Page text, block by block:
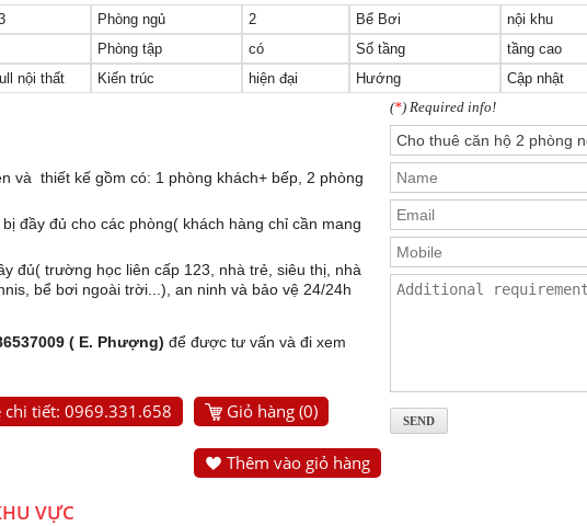
Phòng ngủ 2 Bể Bơi nội khu
Phòng tập có Số tầng tầng cao
nội thất Kiến trúc hiện đại Hướng Cập nhật
và thiết kế gồm có: 1 phòng khách+ bếp, 2 phòng
đầy đủ cho các phòng( khách hàng chỉ cần mang
đủ( trường học liên cấp 123, nhà trẻ, siêu thị, nhà
bể bơi ngoài trời...), an ninh và bảo vệ 24/24h
( E. Phượng)để được tư vấn và đi xem
(*) Required info!
chi tiết: 0969.331.658 Giỏ hàng (0)
Thêm vào giỏ hàng
VỰC